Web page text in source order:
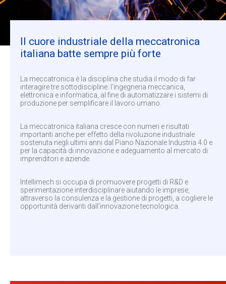
Il cuore industriale della meccatronica
italiana batte sempre più forte
La meccatronica è la disciplina che studia il modo di far
interagire tre sottodiscipline: l’ingegneria meccanica,
elettronica e informatica, al fine di automatizzare i sistemi di
produzione per semplificare il lavoro umano.
La meccatronica italiana cresce con numeri e risultati
importanti anche per effetto della rivoluzione industriale
sostenuta negli ultimi anni dal Piano Nazionale Industria 4.0 e
per la capacità di innovazione e adeguamento al mercato di
imprenditori e aziende.
Intellimech si occupa di promuovere progetti di R&D e
sperimentazione interdisciplinare aiutando le imprese,
attraverso la consulenza e la gestione di progetti, a cogliere le
opportunità derivanti dall’innovazione tecnologica.